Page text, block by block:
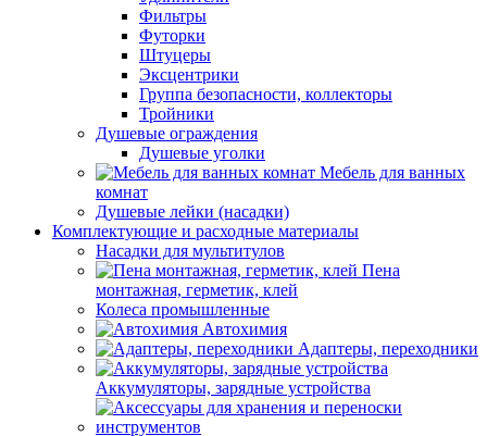
Фильтры
Футорки
Штуцеры
Эксцентрики
Группа безопасности, коллекторы
Тройники
Душевые ограждения
Душевые уголки
Мебель для ванных
комнат
Душевые лейки (насадки)
Комплектующие и расходные материалы
Насадки для мультитулов
Пена
монтажная, герметик, клей
Колеса промышленные
Автохимия
Адаптеры, переходники
Аккумуляторы, зарядные устройства